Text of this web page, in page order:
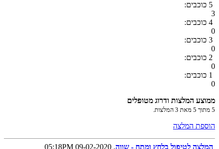
5 כוכבים:
3
4 כוכבים:
0
3 כוכבים:
0
2 כוכבים:
0
1 כוכבים:
0
ממוצע המלצות ודרוג מטופלים
5 מתוך 5 מאת 3 המלצות.
הוספת המלצה
המלצה לטיפול בלחץ ומתח - שווה, 09-02-2020 05:18PM